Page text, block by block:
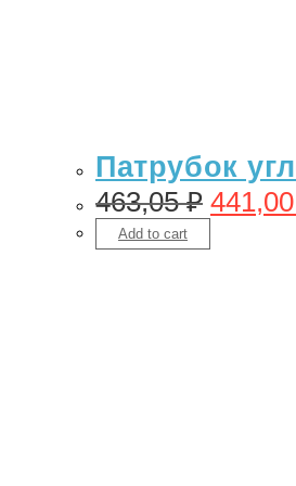
Патрубок
463,05₽ 441,00
Add to cart